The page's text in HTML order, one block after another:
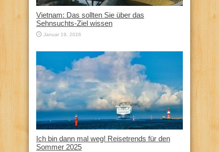
Vietnam: Das sollten Sie über das
Sehnsuchts-Ziel wissen
Januar 19, 2026
Ich bin dann mal weg! Reisetrends für den
Sommer 2025